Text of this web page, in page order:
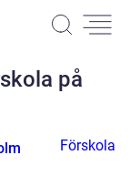
på
Förskola